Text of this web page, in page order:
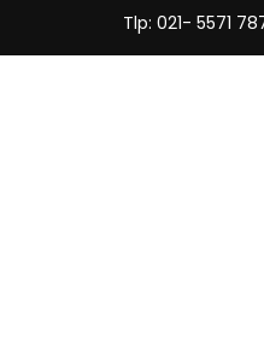
Tlp: 021- 5571